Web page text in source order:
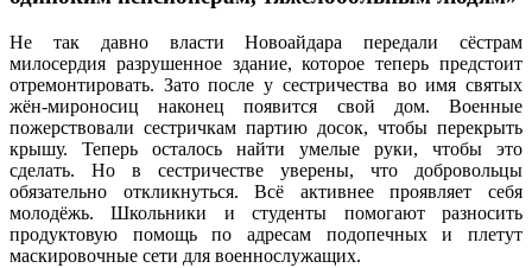
Не так давно власти Новоайдара передали сёстрам
милосердия разрушенное здание, которое теперь предстоит
отремонтировать. Зато после у сестричества во имя святых
жён-мироносиц наконец появится свой дом. Военные
пожерствовали сестричкам партию досок, чтобы перекрыть
крышу. Теперь осталось найти умелые руки, чтобы это
сделать. Но в сестричестве уверены, что добровольцы
обязательно откликнуться. Всё активнее проявляет себя
молодёжь. Школьники и студенты помогают разносить
продуктовую помощь по адресам подопечных и плетут
маскировочные сети для военнослужащих.